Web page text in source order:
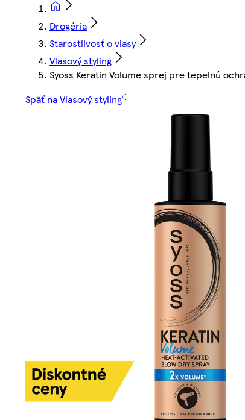
Drogéria
Starostlivosť o vlasy
Vlasový styling
Syoss Keratin Volume sprej pre tepelnú
Späť na Vlasový styling